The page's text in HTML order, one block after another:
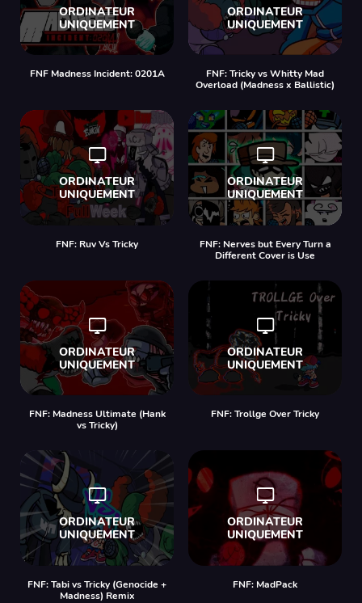
FNF Madness Incident: 0201A
FNF: Tricky vs Whitty Mad
Overload (Madness x Ballistic)
FNF: Ruv Vs Tricky
FNF: Nerves but Every Turn a
Different Cover is Use
FNF: Madness Ultimate (Hank
vs Tricky)
FNF: Trollge Over Tricky
FNF: Tabi vs Tricky (Genocide +
Madness) Remix
FNF: MadPack